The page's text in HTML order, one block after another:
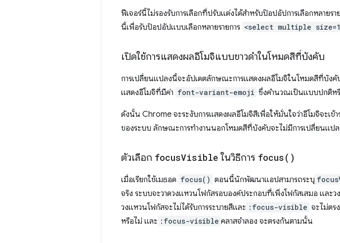
ฟีเจอร์นี้ไม่รองรับการเลือกที่ปรับแต่งได้สำหรับป๊อปอัปการเลือกหลาย
นี้เพื่อรับป๊อปอัปแบบเลือกหลายรายการ <select multiple
เปิดใช้การแสดงผลอีโมจิแบบขาวดำในโหมดสีที่บังคับ
การเปลี่ยนแปลงนี้จะอัปเดตลักษณะการแสดงผลอีโมจิในโหมดสีที่บัง
แสดงอีโมจิที่มีค่า font-variant-emoji ซึ่งคำนวณเป็นแบบปกติห
ดังนั้น Chrome จะระงับการแสดงผลอีโมจิสีเพื่อให้มั่นใจว่าอีโมจิจะเ
ของระบบ ลักษณะการทำงานนอกโหมดสีที่บังคับจะไม่มีการเปลี่ยนแป
ตัวเลือก focusVisible ในวิธีการ focus( )
เมื่อเรียกใช้เมธอด focus() ตอนนี้นักพัฒนาแอปสามารถระบุ
จริง ระบบจะวาดวงแหวนโฟกัสรอบองค์ประกอบที่เพิ่งโฟกัสเสมอ และ
วงแหวนโฟกัสจะไม่ได้รับการระบายสีและ :focus-visible จะไม่ตร
หรือไม่ และ :focus-visible คลาสจำลอง จะตรงกันตามนั้น